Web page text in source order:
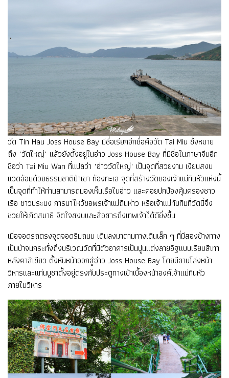
วัด Tin Hau Joss House Bay มีชื่อเรียกอีกชื่อคือวัด Tai Miu ซึ่งหมาย
ถึง "วัดใหญ่" แล้วยังตั้งอยู่ในอ่าว Joss House Bay ที่มีชื่อในภาษาจีนอีก
ชื่อว่า Tai Miu Wan ที่แปลว่า "อ่าววัดใหญ่" เป็นจุดที่สวยงาม เงียบสงบ
แวดล้อมด้วยธรรมชาติป่าเขา ท้องทะเล จุดที่สร้างวัดของเจ้าแม่ทินหัวแห่งนี้
เป็นจุดที่ทำให้ท่านสามารถมองเห็นเรือในอ่าว และคอยปกป้องคุ้มครองชาว
เรือ ชาวประมง การมาไหว้ขอพรเจ้าแม่ถินห่าว หรือเจ้าแม่ทับทิมที่วัดนี้จึง
ช่วยให้เกิดสมาธิ จิตใจสงบและสื่อสารถึงเทพเจ้าได้ดียิ่งขึ้น
เมื่อจอดรถตรงจุดจอดริมถนน เดินลงมาตามทางเดินเล็ก ๆ ที่มีสองข้างทาง
เป็นป่าจนกระทั่งถึงบริเวณวัดที่มีตัวอาคารเป็นปูนแต่งลายอิฐแบบเรียบสีเทา
หลังคาสีเขียว ตั้งหันหน้าออกสู่อ่าว Joss House Bay โดยมีลานโล่งหน้า
วิหารและแท่นบูชาตั้งอยู่ตรงกับประตูทางเข้าเบื้องหน้าองค์เจ้าแม่ทินหัว
ภายในวิหาร